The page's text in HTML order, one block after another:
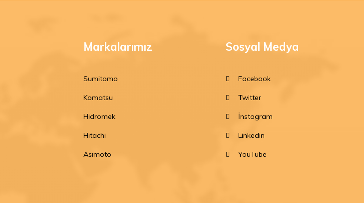
Markalarımız
Sumitomo
Komatsu
Hidromek
Hitachi
Asimoto
Sosyal Medya
Facebook
Twitter
İnstagram
Linkedin
YouTube